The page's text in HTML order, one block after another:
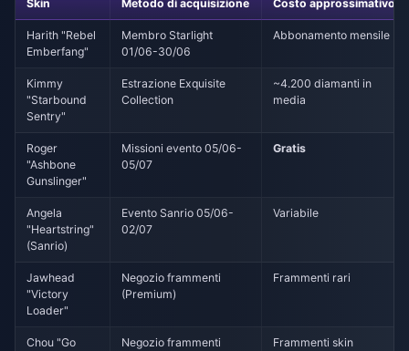
Skin Metodo di acquisizione Costo approssimativo
Harith "Rebel
Emberfang"
Membro Starlight
01/06-30/06
Abbonamento mensile
Kimmy
"Starbound
Sentry"
Estrazione Exquisite
Collection
~4.200 diamanti in
media
Roger
"Ashbone
Gunslinger"
Missioni evento 05/06-
05/07
Gratis
Angela
"Heartstring"
(Sanrio)
Evento Sanrio 05/06-
02/07
Variabile
Jawhead
"Victory
Loader"
Negozio frammenti
(Premium)
Frammenti rari
Chou "Go
Negozio frammenti
Frammenti skin